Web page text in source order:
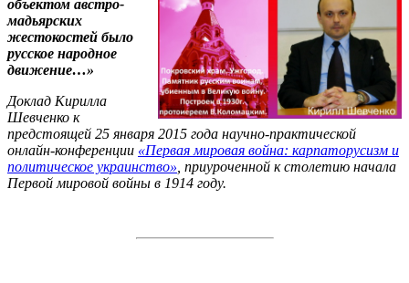
объектом австро-
мадьярских
жестокостей было
русское народное
движение…»
Доклад Кирилла
Шевченко к
предстоящей 25 января 2015 года научно-практической
онлайн-конференции «Первая мировая война: карпаторусизм и
политическое украинство» , приуроченной к столетию начала
Первой мировой войны в 1914 году.